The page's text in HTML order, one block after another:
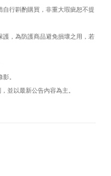
行斟酌購買，非重大瑕疵恕不提
，為防護商品避免損壞之用，若
。
並以最新公告內容為主。